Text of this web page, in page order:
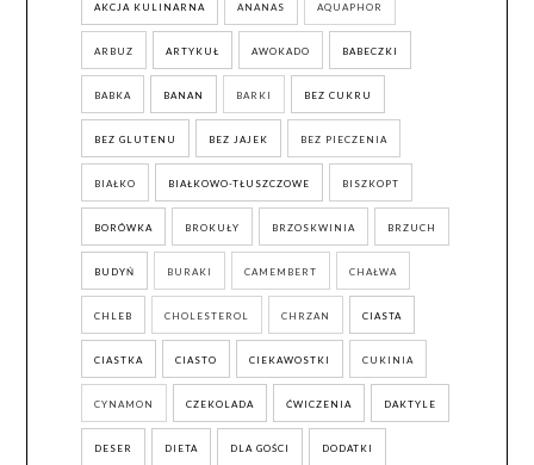
AKCJA KULINARNA ANANAS AQUAPHOR
ARBUZ ARTYKUŁ AWOKADO BABECZKI
BABKA BANAN BARKI BEZ CUKRU
BEZ GLUTENU BEZ JAJEK BEZ PIECZENIA
BIAŁKO BIAŁKOWO-TŁUSZCZOWE BISZKOPT
BORÓWKA BROKUŁY BRZOSKWINIA BRZUCH
BUDYŃ BURAKI CAMEMBERT CHAŁWA
CHLEB CHOLESTEROL CHRZAN CIASTA
CIASTKA CIASTO CIEKAWOSTKI CUKINIA
CYNAMON CZEKOLADA ĆWICZENIA DAKTYLE
DESER DIETA DLA GOŚCI DODATKI